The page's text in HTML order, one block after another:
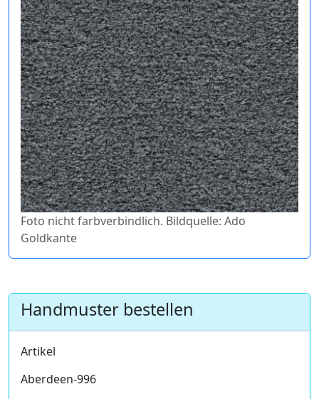
Foto nicht farbverbindlich. Bildquelle: Ado
Goldkante
Handmuster bestellen
Artikel
Aberdeen-996